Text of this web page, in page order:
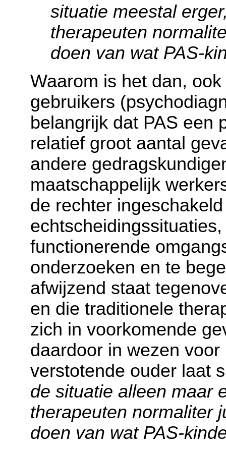
situatie meestal
therapeuten
doen van wat PAS-
Waarom is het dan,
gebruikers
belangrijk dat PAS een
relatief groot aantal
andere
maatschappelijk
de rechter
functionerende
onderzoeken en te
afwijzend staat
en die traditionele
zich in voorkomende
daardoor in wezen
verstotende ouder laat
de situatie alleen maar
therapeuten normaliter
doen van wat PAS-